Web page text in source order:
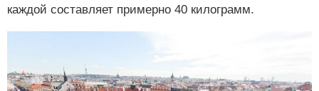
каждой составляет примерно 40 килограмм.